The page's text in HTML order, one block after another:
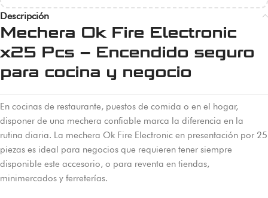
Descripción
Mechera Ok Fire Electronic
x25 Pcs – Encendido seguro
para cocina y negocio
En cocinas de restaurante, puestos de comida o en el hogar,
disponer de una mechera confiable marca la diferencia en la
rutina diaria. La mechera Ok Fire Electronic en presentación por 25
piezas es ideal para negocios que requieren tener siempre
disponible este accesorio, o para reventa en tiendas,
minimercados y ferreterías.